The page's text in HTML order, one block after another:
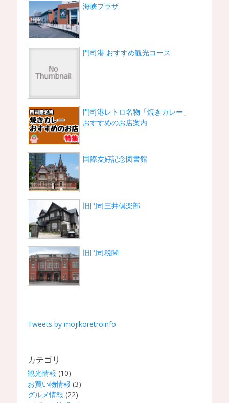
海峡プラザ
門司港 おすすめ観光コース
門司港レトロ名物「焼きカレー」
おすすめのお店案内
国際友好記念図書館
旧門司三井倶楽部
旧門司税関
Tweets by mojikoretroinfo
カテゴリ
観光情報 (10)
お買い物情報 (3)
グルメ情報 (22)